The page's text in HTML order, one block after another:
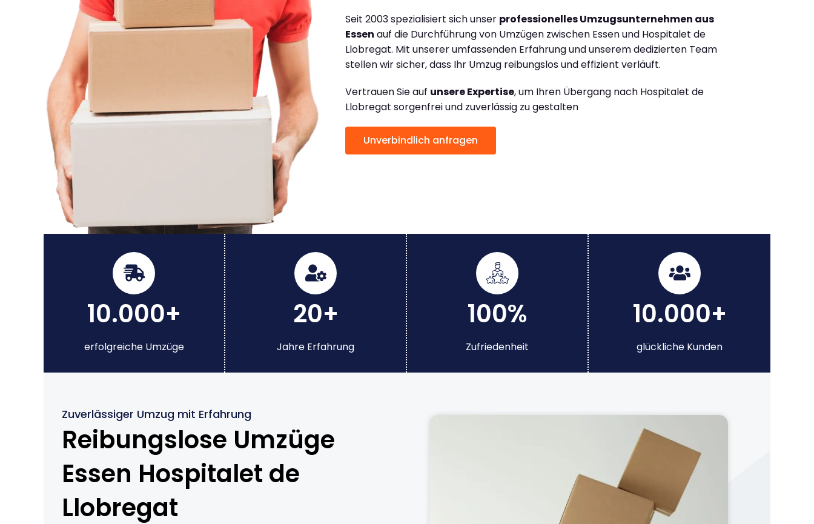
Seit 2003 spezialisiert sich unser professionelles Umzugsunternehmen aus
Essen auf die Durchführung von Umzügen zwischen Essen und Hospitalet de
Llobregat. Mit unserer umfassenden Erfahrung und unserem dedizierten Team
stellen wir sicher, dass Ihr Umzug reibungslos und effizient verläuft.
Vertrauen Sie auf unsere Expertise, um Ihren Übergang nach Hospitalet de
Llobregat sorgenfrei und zuverlässig zu gestalten
Unverbindlich anfragen
10.000+
erfolgreiche Umzüge
20+
Jahre Erfahrung
100%
Zufriedenheit
10.000+
glückliche Kunden
Zuverlässiger Umzug mit Erfahrung
Reibungslose Umzüge
Essen Hospitalet de
Llobregat